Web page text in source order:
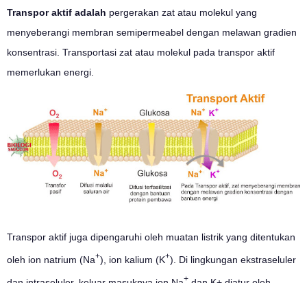
Transpor aktif adalah pergerakan zat atau molekul yang
menyeberangi membran semipermeabel dengan melawan gradien
konsentrasi. Transportasi zat atau molekul pada transpor aktif
memerlukan energi.
Transpor aktif juga dipengaruhi oleh muatan listrik yang ditentukan
oleh ion natrium (Na+), ion kalium (K+). Di lingkungan ekstraseluler
+